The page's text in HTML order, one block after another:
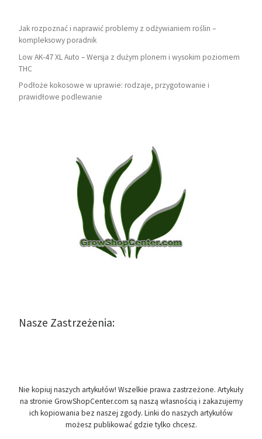
Jak rozpoznać i naprawić problemy z odżywianiem roślin –
kompleksowy poradnik
Low AK-47 XL Auto – Wersja z dużym plonem i wysokim poziomem
THC
Podłoże kokosowe w uprawie: rodzaje, przygotowanie i
prawidłowe podlewanie
Nasze Zastrzeżenia:
Nie kopiuj naszych artykułów! Wszelkie prawa zastrzeżone. Artykuły
na stronie GrowShopCenter.com są naszą własnością i zakazujemy
ich kopiowania bez naszej zgody. Linki do naszych artykułów
możesz publikować gdzie tylko chcesz.